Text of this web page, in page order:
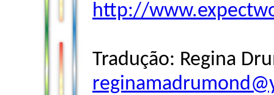
http://
Tradução: Regina